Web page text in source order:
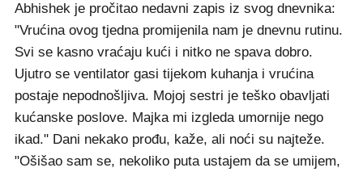
Abhishek je pročitao nedavni zapis iz svog dnevnika:
"Vrućina ovog tjedna promijenila nam je dnevnu rutinu.
Svi se kasno vraćaju kući i nitko ne spava dobro.
Ujutro se ventilator gasi tijekom kuhanja i vrućina
postaje nepodnošljiva. Mojoj sestri je teško obavljati
kućanske poslove. Majka mi izgleda umornije nego
ikad." Dani nekako prođu, kaže, ali noći su najteže.
"Ošišao sam se, nekoliko puta ustajem da se umijem,